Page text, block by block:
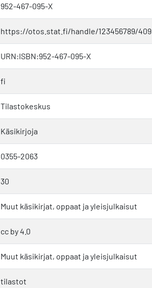
952-467-095-X
https://otos.stat.fi/handle/123456789/409
URN:ISBN:952-467-095-X
fi
Tilastokeskus
Käsikirjoja
0355-2063
30
Muut käsikirjat, oppaat ja yleisjulkaisut
cc by 4.0
Muut käsikirjat, oppaat ja yleisjulkaisut
tilastot